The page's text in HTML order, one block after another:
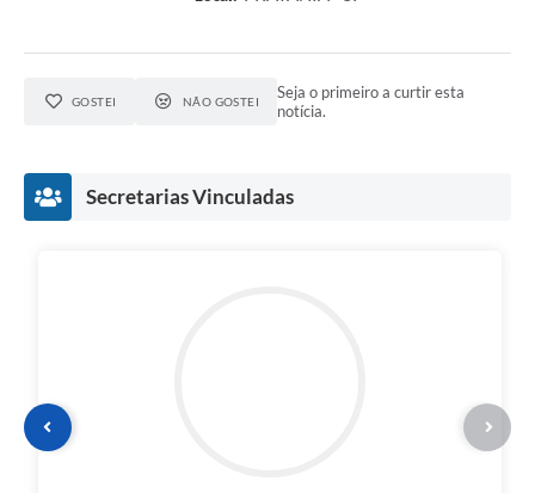
GOSTEI NÃO GOSTEI
Seja o primeiro a curtir esta
notícia.
Secretarias Vinculadas